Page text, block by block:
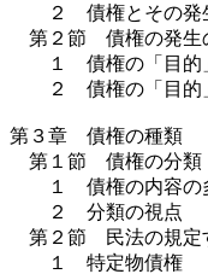
２ 債権とその発
第２節 債権の発生
１ 債権の「目的
２ 債権の「目的
第３章 債権の種類
第１節 債権の分類
１ 債権の内容の
２ 分類の視点
第２節 民法の規定
１ 特定物債権